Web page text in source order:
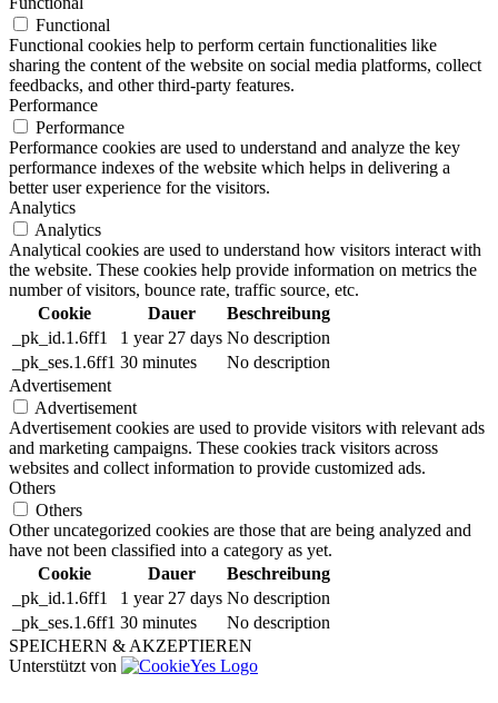
Functional
Functional cookies help to perform certain functionalities like
sharing the content of the website on social media platforms, collect
feedbacks, and other third-party features.
Performance
Performance
Performance cookies are used to understand and analyze the key
performance indexes of the website which helps in delivering a
better user experience for the visitors.
Analytics
Analytics
Analytical cookies are used to understand how visitors interact with
the website. These cookies help provide information on metrics the
number of visitors, bounce rate, traffic source, etc.
Cookie
Dauer
Beschreibung
_pk_id.1.6ff1
1 year 27 days No description
_pk_ses.1.6ff1 30 minutes
No description
Advertisement
Advertisement
Advertisement cookies are used to provide visitors with relevant ads
and marketing campaigns. These cookies track visitors across
websites and collect information to provide customized ads.
Others
Others
Other uncategorized cookies are those that are being analyzed and
have not been classified into a category as yet.
Cookie
Dauer
Beschreibung
_pk_id.1.6ff1
1 year 27 days No description
_pk_ses.1.6ff1 30 minutes
No description
SPEICHERN & AKZEPTIEREN
Unterstützt von